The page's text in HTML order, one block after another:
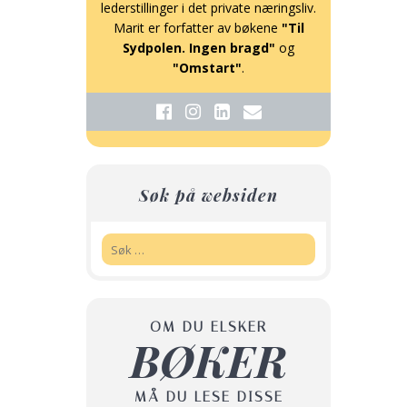
lederstillinger i det private næringsliv.
Marit er forfatter av bøkene "Til
Sydpolen. Ingen bragd" og
"Omstart".
Søk på websiden
OM DU ELSKER
BØKER
MÅ DU LESE DISSE